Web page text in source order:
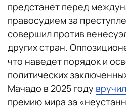
предстанет перед
правосудием за
совершил против
других стран.
что наведет порядок и
политических
Мачадо в 2025 году
премию мира за